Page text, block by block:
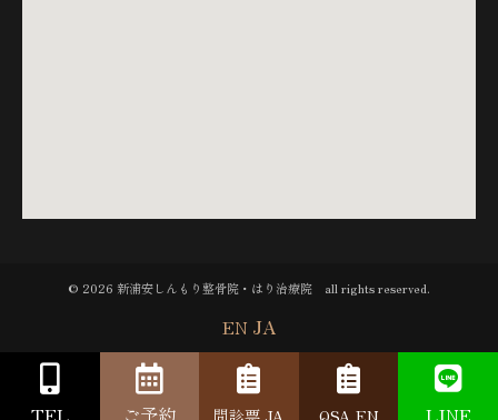
© 2026 新浦安しんもり整骨院・はり治療院 all rights reserved.
EN JA
TEL ご予約 問診票 JA QSA EN LINE